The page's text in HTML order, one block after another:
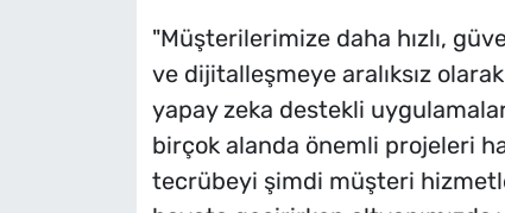
"Müşterilerimize daha hızlı,
ve dijitalleşmeye aralıksız
yapay zeka destekli
birçok alanda önemli projeleri
tecrübeyi şimdi müşteri